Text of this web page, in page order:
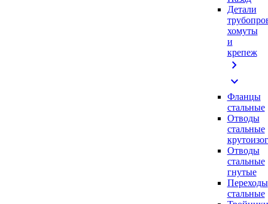
Детали
хомуты
и
крепеж
chevron_right
expand_more
Фланцы
стальные
Отводы
стальные
Отводы
стальные
гнутые
Переходы
стальные